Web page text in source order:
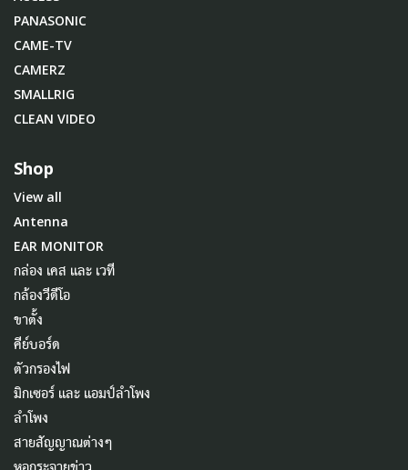
PANASONIC
CAME-TV
CAMERZ
SMALLRIG
CLEAN VIDEO
Shop
View all
Antenna
EAR MONITOR
กล่อง เคส และ เวที
กล้องวีดีโอ
ขาตั้ง
คีย์บอร์ด
ตัวกรองไฟ
มิกเซอร์ และ แอมป์ลำโพง
ลำโพง
สายสัญญาณต่างๆ